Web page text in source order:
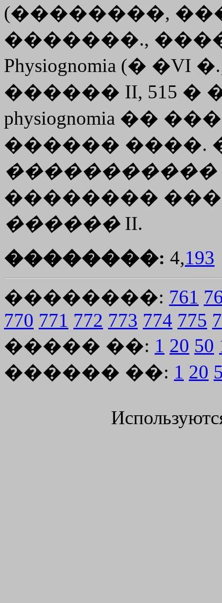
(��������,
�������.,
Physiognomia (�
������ II, 515 �
physiognomia ��
������ ����.
�����������
��������
������II.
��������: 4,193
��������: 761
770 771 772 773 774 775
����� ��: 1 20 50
������ ��: 1 20